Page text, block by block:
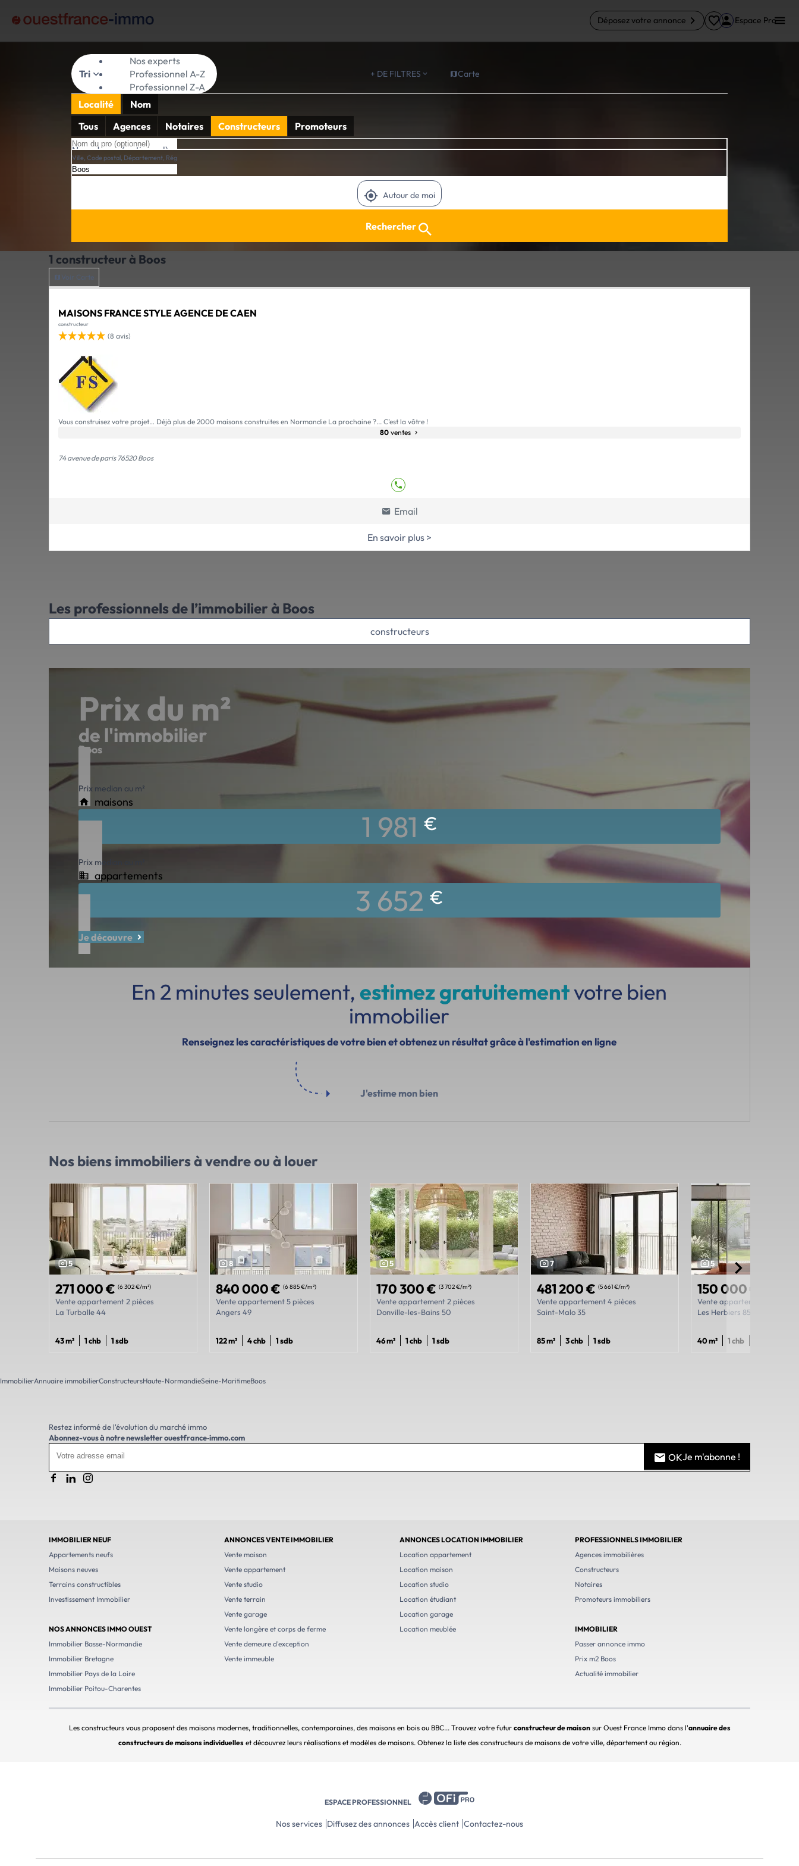
Déposez votre annonce Espace Pro
Tri
Nos experts
Professionnel A-Z
Professionnel Z-A
+ DE FILTRES Carte
Localité
Nom
Tous
Agences Notaires Constructeurs
Promoteurs
Nom du pro (optionnel)
Ville, Code postal, Département, Région
Autour de moi
Rechercher
1 constructeur à Boos
Voir Carte
MAISONS FRANCE STYLE AGENCE DE CAEN
constructeur
(8 avis)
Vous construisez votre projet… Déjà plus de 2000 maisons construites en Normandie La prochaine ?... C’est la vôtre !
80ventes
74 avenue de paris 76520 Boos
Email
En savoir plus >
Les professionnels de l’immobilier à Boos
constructeurs
Prix du m²
de l'immobilier
Boos
Prix median au m²
maisons
1 981 €
Prix median au m²
appartements
3 652 €
Je découvre
En 2 minutes seulement, estimez gratuitementvotre bien
immobilier
Renseignez les caractéristiques de votre bien et obtenez un résultat grâce à l'estimation en ligne
J'estime mon bien
Nos biens immobiliersà vendre ou à louer
5
271 000 € (6 302 €/m²)
Vente appartement 2 pièces
La Turballe 44
43 m² 1 chb 1 sdb
8
840 000 € (6 885 €/m²)
Vente appartement 5 pièces
Angers 49
122 m² 4 chb 1 sdb
5
170 300 € (3 702 €/m²)
Vente appartement 2 pièces
Donville-les-Bains 50
46 m² 1 chb 1 sdb
7
481 200 € (5 661 €/m²)
Vente appartement 4 pièces
Saint-Malo 35
85 m² 3 chb 1 sdb
5
150 000 €
Vente appartement 2 pièces
Les Herbiers 85
40 m² 1 chb
ImmobilierAnnuaire immobilierConstructeursHaute-NormandieSeine-MaritimeBoos
Restez informé de l'évolution du marché immo
Abonnez-vous à notre newsletterouestfrance‑immo.com
OKJe m'abonne !
IMMOBILIER NEUF
Appartements neufs
Maisons neuves
Terrains constructibles
Investissement Immobilier
NOS ANNONCES IMMO OUEST
Immobilier Basse-Normandie
Immobilier Bretagne
Immobilier Pays de la Loire
Immobilier Poitou-Charentes
ANNONCES VENTE IMMOBILIER
Vente maison
Vente appartement
Vente studio
Vente terrain
Vente garage
Vente longère et corps de ferme
Vente demeure d'exception
Vente immeuble
ANNONCES LOCATION IMMOBILIER
Location appartement
Location maison
Location studio
Location étudiant
Location garage
Location meublée
PROFESSIONNELS IMMOBILIER
Agences immobilières
Constructeurs
Notaires
Promoteurs immobiliers
IMMOBILIER
Passer annonce immo
Prix m2 Boos
Actualité immobilier
Les constructeurs vous proposent des maisons modernes, traditionnelles, contemporaines, des maisons en bois ou BBC... Trouvez votre futur constructeur de maisonsur Ouest France Immo dans l'annuaire des
constructeurs de maisons individuelles et découvrez leurs réalisations et modèles de maisons. Obtenez la liste des constructeurs de maisons de votre ville, département ou région.
ESPACE PROFESSIONNEL
Nos services Diffusez des annonces Accès client Contactez-nous